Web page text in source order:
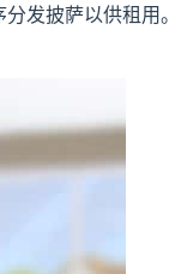
发披萨以供租用。